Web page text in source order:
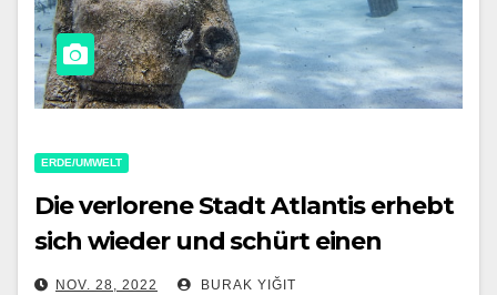
ERDE/UMWELT
Die verlorene Stadt Atlantis erhebt
sich wieder und schürt einen
gefährlichen Mythos
NOV. 28, 2022 BURAK YIĞIT